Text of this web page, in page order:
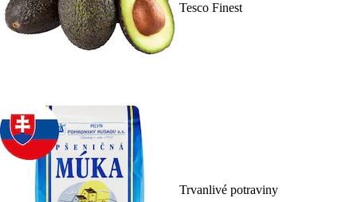
Tesco Finest
Trvanlivé potraviny